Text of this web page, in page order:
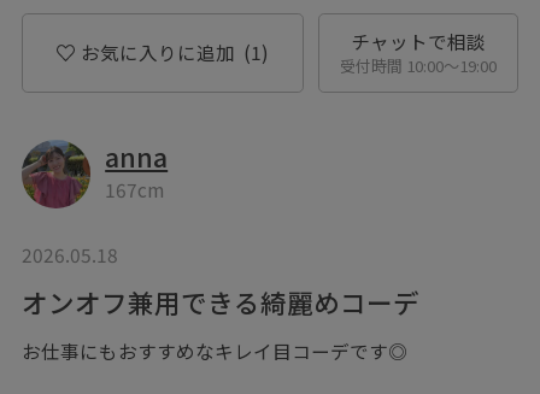
お気に入りに追加 (1) チャットで相談
受付時間 10:00〜19:00
anna
167cm
2026.05.18
オンオフ兼用できる綺麗めコーデ
お仕事にもおすすめなキレイ目コーデです◎